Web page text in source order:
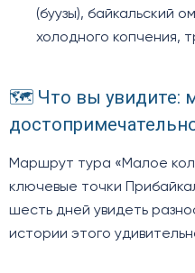
(буузы), байкальский
холодного копчения,
🗺️ Что вы увидите:
Маршрут тура «Малое
ключевые точки
шесть дней увидеть
истории этого